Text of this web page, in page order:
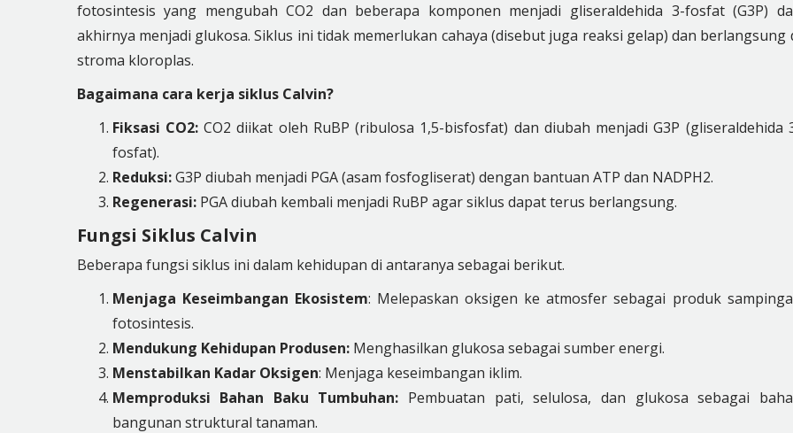
fotosintesis yang mengubah CO2 dan beberapa komponen menjadi gliseraldehida 3-fosfat (G3P)
akhirnya menjadi glukosa. Siklus ini tidak memerlukan cahaya (disebut juga reaksi gelap) dan berlangsung
stroma kloroplas.
Bagaimana cara kerja siklus Calvin?
Fiksasi CO2:CO2 diikat oleh RuBP (ribulosa 1,5-bisfosfat) dan diubah menjadi G3P (gliseraldehida
fosfat).
Reduksi:G3P diubah menjadi PGA (asam fosfogliserat) dengan bantuan ATP dan NADPH2.
Regenerasi:PGA diubah kembali menjadi RuBP agar siklus dapat terus berlangsung.
Fungsi Siklus Calvin
Beberapa fungsi siklus ini dalam kehidupan di antaranya sebagai berikut.
Menjaga Keseimbangan Ekosistem: Melepaskan oksigen ke atmosfer sebagai produk
fotosintesis.
Mendukung Kehidupan Produsen:Menghasilkan glukosa sebagai sumber energi.
Menstabilkan Kadar Oksigen: Menjaga keseimbangan iklim.
Memproduksi Bahan Baku Tumbuhan: Pembuatan pati, selulosa, dan glukosa sebagai
bangunan struktural tanaman.